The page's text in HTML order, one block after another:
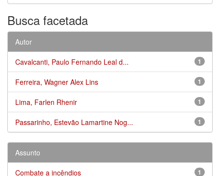
Busca facetada
Autor
1
Cavalcanti, Paulo Fernando Leal d...
1
Ferreira, Wagner Alex Lins
1
Lima, Farlen Rhenir
1
Passarinho, Estevão Lamartine Nog...
Assunto
1
Combate a incêndios